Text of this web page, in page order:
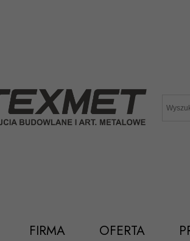
FIRMA OFERTA